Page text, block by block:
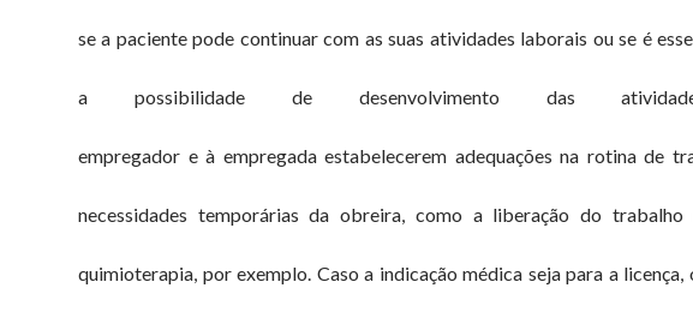
se a paciente pode continuar com as suas atividades laborais ou se é
a possibilidade de desenvolvimento das
empregador e à empregada estabelecerem adequações na rotina de
necessidades temporárias da obreira, como a liberação do
quimioterapia, por exemplo. Caso a indicação médica seja para a